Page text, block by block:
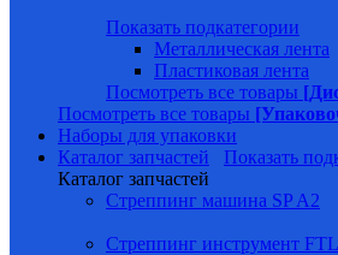
Показать подкатегории
Металлическая лента
Пластиковая лента
Посмотреть все товары
Посмотреть все товары
Наборы для упаковки
Каталог запчастей
Показать
Каталог запчастей
Стреппинг машина SP A2
Стреппинг инструмент